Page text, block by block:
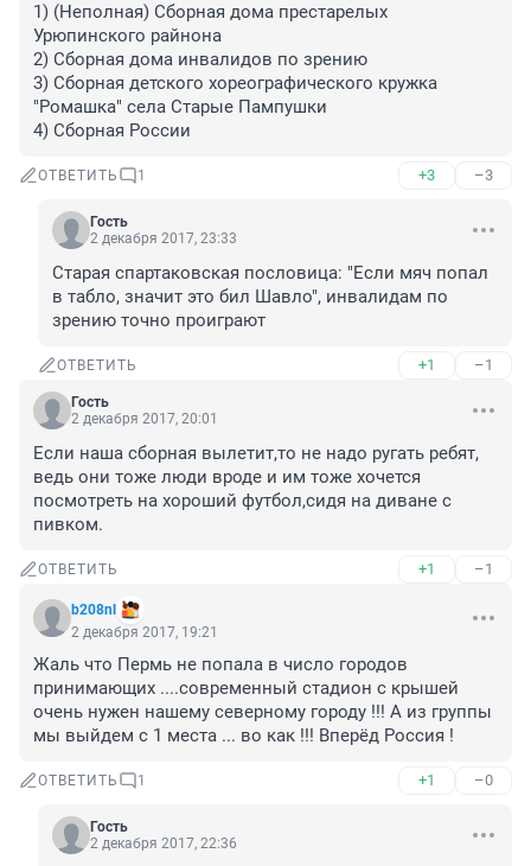
1) (Неполная) Сборная дома престарелых
Урюпинского райнона
2) Сборная дома инвалидов по зрению
3) Сборная детского хореографического кружка
"Ромашка" села Старые Пампушки
4) Сборная России
ОТВЕТИТЬ 1 +3 –3
Гость
2 декабря 2017, 23:33
Старая спартаковская пословица: "Если мяч попал
в табло, значит это бил Шавло", инвалидам по
зрению точно проиграют
ОТВЕТИТЬ +1 –1
Гость
2 декабря 2017, 20:01
Если наша сборная вылетит,то не надо ругать ребят,
ведь они тоже люди вроде и им тоже хочется
посмотреть на хороший футбол,сидя на диване с
пивком.
ОТВЕТИТЬ +1 –1
b208nl
2 декабря 2017, 19:21
Жаль что Пермь не попала в число городов
принимающих ....современный стадион с крышей
очень нужен нашему северному городу !!! А из группы
мы выйдем с 1 места ... во как !!! Вперёд Россия !
ОТВЕТИТЬ 1 +1 –0
Гость
2 декабря 2017, 22:36